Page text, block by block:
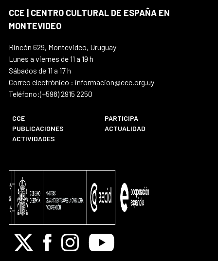
CCE | CENTRO CULTURAL DE ESPAÑA EN
MONTEVIDEO
Rincón 629, Montevideo, Uruguay
Lunes a viernes de 11 a 19 h
Sábados de 11 a 17 h
Correo electrónico : informacion@cce.org.uy
Teléfono:(+598) 2915 2250
CCE
PARTICIPA
PUBLICACIONES
ACTUALIDAD
ACTIVIDADES
X FacebookInstagramYoutube